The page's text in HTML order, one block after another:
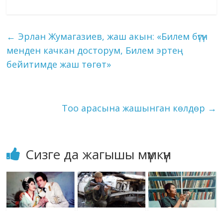
o
o
k
a
m
dI
n
r er A
p
n
g
er
kl
as
l et y
Li
n
e
← Эрлан Жумагазиев, жаш акын: «Билем бүгүн
менден качкан досторум, Билем эртең
бейитимде жаш төгөт»
Тоо арасына жашынган көлдөр →
Сизге да жагышы мүмкүн